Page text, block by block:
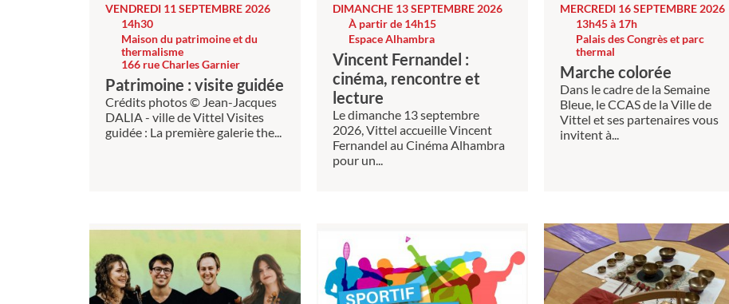
VENDREDI 11 SEPTEMBRE 2026
14h30
Maison du patrimoine et du
thermalisme
166 rue Charles Garnier
Patrimoine : visite guidée
Crédits photos © Jean-Jacques
DALIA - ville de Vittel Visites
guidée : La première galerie the...
DIMANCHE 13 SEPTEMBRE 2026
À partir de 14h15
Espace Alhambra
Vincent Fernandel :
cinéma, rencontre et
lecture
Le dimanche 13 septembre
2026, Vittel accueille Vincent
Fernandel au Cinéma Alhambra
pour un...
MERCREDI 16 SEPTEMBRE 2026
13h45 à 17h
Palais des Congrès et parc
thermal
Marche colorée
Dans le cadre de la Semaine
Bleue, le CCAS de la Ville de
Vittel et ses partenaires vous
invitent à...